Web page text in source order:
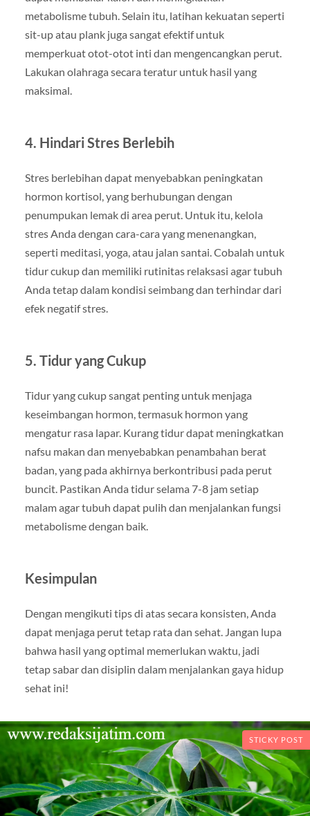
metabolisme tubuh. Selain itu, latihan kekuatan seperti
sit-up atau plank juga sangat efektif untuk
memperkuat otot-otot inti dan mengencangkan perut.
Lakukan olahraga secara teratur untuk hasil yang
maksimal.
4. Hindari Stres Berlebih
Stres berlebihan dapat menyebabkan peningkatan
hormon kortisol, yang berhubungan dengan
penumpukan lemak di area perut. Untuk itu, kelola
stres Anda dengan cara-cara yang menenangkan,
seperti meditasi, yoga, atau jalan santai. Cobalah untuk
tidur cukup dan memiliki rutinitas relaksasi agar tubuh
Anda tetap dalam kondisi seimbang dan terhindar dari
efek negatif stres.
5. Tidur yang Cukup
Tidur yang cukup sangat penting untuk menjaga
keseimbangan hormon, termasuk hormon yang
mengatur rasa lapar. Kurang tidur dapat meningkatkan
nafsu makan dan menyebabkan penambahan berat
badan, yang pada akhirnya berkontribusi pada perut
buncit. Pastikan Anda tidur selama 7-8 jam setiap
malam agar tubuh dapat pulih dan menjalankan fungsi
metabolisme dengan baik.
Kesimpulan
Dengan mengikuti tips di atas secara konsisten, Anda
dapat menjaga perut tetap rata dan sehat. Jangan lupa
bahwa hasil yang optimal memerlukan waktu, jadi
tetap sabar dan disiplin dalam menjalankan gaya hidup
sehat ini!
STICKY POST